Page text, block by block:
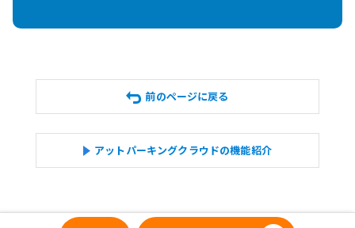
前のページに戻る
アットパーキングクラウドの機能紹介